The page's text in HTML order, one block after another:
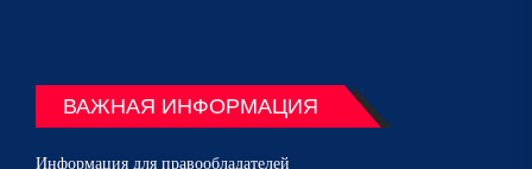
ВАЖНАЯ ИНФОРМАЦИЯ
Информация для правообладателей